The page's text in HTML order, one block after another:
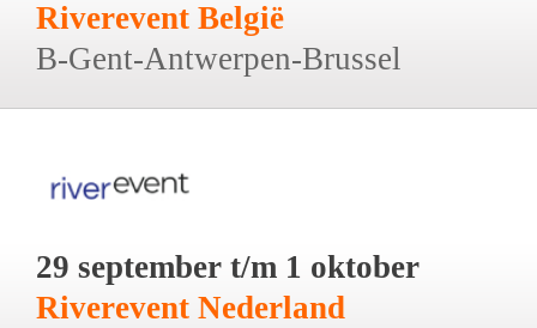
Riverevent België
B-Gent-Antwerpen-Brussel
29 september t/m 1 oktober
Riverevent Nederland